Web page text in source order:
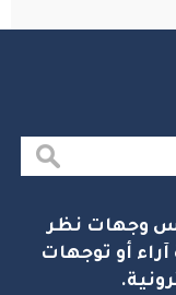
وجهات نظر
أو توجهات